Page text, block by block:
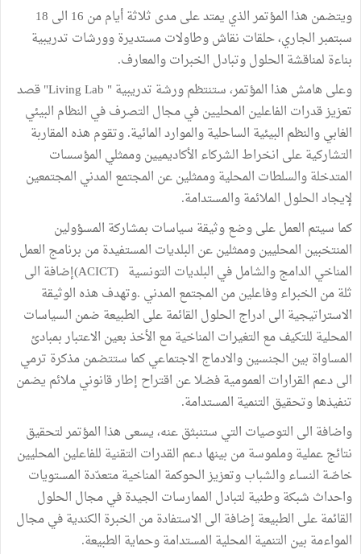
ويتضمن هذا المؤتمر الذي يمتد على مدى ثلاثة أيام من 16 الى 18
سبتمبر الجاري، حلقات نقاش وطاولات مستديرة وورشات تدريبية
بناءة لمناقشة الحلول وتبادل الخبرات والمعارف.
وعلى هامش هذا المؤتمر، ستنتظم ورشة تدريبية " Living Lab" قصد
تعزيز قدرات الفاعلين المحليين في مجال التصرف في النظام البيئي
الغابي والنظم البيئية الساحلية والموارد المائية. وتقوم هذه المقاربة
التشاركية على انخراط الشركاء الأكاديميين وممثلي المؤسسات
المتدخلة والسلطات المحلية وممثلين عن المجتمع المدني المجتمعين
لإيجاد الحلول الملائمة والمستدامة.
كما سيتم العمل على وضع وثيقة سياسات بمشاركة المسؤولين
المنتخبين المحليين وممثلين عن البلديات المستفيدة من برنامج العمل
المناخي الدامج والشامل في البلديات التونسية (ACICT)إضافة الى
ثلة من الخبراء وفاعلين من المجتمع المدني .وتهدف هذه الوثيقة
الاستراتيجية الى ادراج الحلول القائمة على الطبيعة ضمن السياسات
المحلية للتكيف مع التغيرات المناخية مع الأخذ بعين الاعتبار بمبادئ
المساواة بين الجنسين والادماج الاجتماعي كما ستتضمن مذكرة ترمي
الى دعم القرارات العمومية فضلا عن اقتراح إطار قانوني ملائم يضمن
تنفيذها وتحقيق التنمية المستدامة.
واضافة الى التوصيات التي ستنبثق عنه، يسعى هذا المؤتمر لتحقيق
نتائج عملية وملموسة من بينها دعم القدرات التقنية للفاعلين المحليين
خاصّة النساء والشباب وتعزيز الحوكمة المناخية متعدّدة المستويات
واحداث شبكة وطنية لتبادل الممارسات الجيدة في مجال الحلول
القائمة على الطبيعة إضافة الى الاستفادة من الخبرة الكندية في مجال
المواءمة بين التنمية المحلية المستدامة وحماية الطبيعة.